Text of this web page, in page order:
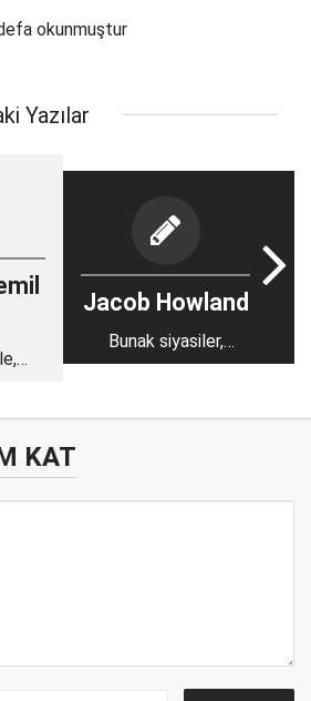
okunmuştur
Yazılar
Jacob Howland
Bunak siyasiler,
taraftar kitleler: ABD
KAT